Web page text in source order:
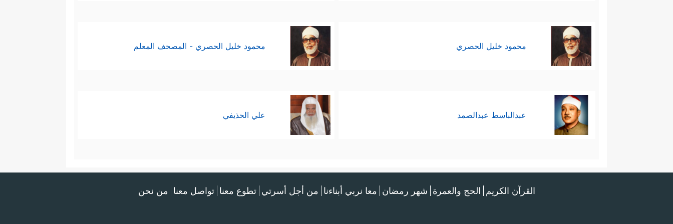
محمود خليل الحصري محمود خليل الحصري - المصحف المعلم
عبدالباسط عبدالصمد علي الحذيفي
القرآن الكريم الحج والعمرة شهر رمضان معا نربي أبناءنا من أجل أسرتي تطوع معنا تواصل معنا من نحن